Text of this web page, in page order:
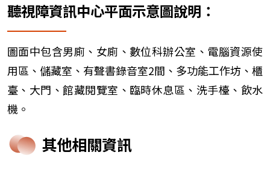
聽視障資訊中心平面示意圖說明：
圖面中包含男廁、女廁、數位科辦公室、電腦資源使
用區、儲藏室、有聲書錄音室2間、多功能工作坊、櫃
臺、大門、館藏閱覽室、臨時休息區、洗手檯、飲水
機。
其他相關資訊